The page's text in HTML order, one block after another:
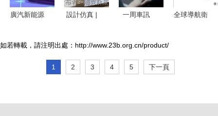
（基于虛擬
Multi
廣汽新能源
291%，加
出行新篇章
設計仿真 |
CFD助力
WayRay公
司打造高效
航冷卻系統
一周車訊
能座艙革
新，富士康
與拜騰攜手
發
全球導航衛
如若轉載，請注明出處：http://www.23b.org.cn/product/
1 2 3 4 5 下一頁